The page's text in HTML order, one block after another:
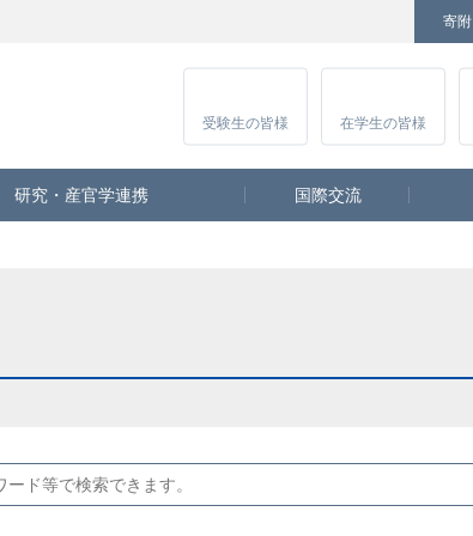
寄附
Instagram
受験生の皆様 在学生の皆様
研究・産官学連携 国際交流